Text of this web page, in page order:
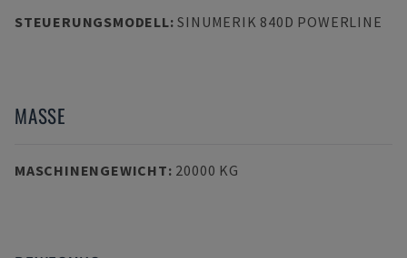
STEUERUNGSMODELL:SINUMERIK 840D POWERLINE
MASSE
MASCHINENGEWICHT: 20000 KG